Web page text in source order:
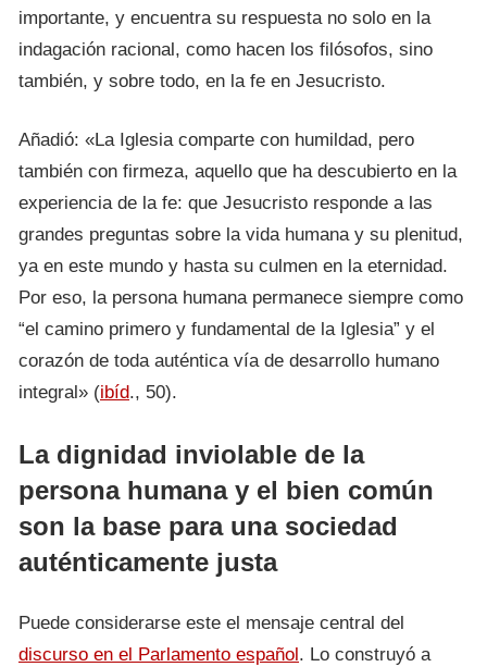
importante, y encuentra su respuesta no solo en la
indagación racional, como hacen los filósofos, sino
también, y sobre todo, en la fe en Jesucristo.
Añadió: «La Iglesia comparte con humildad, pero
también con firmeza, aquello que ha descubierto en la
experiencia de la fe: que Jesucristo responde a las
grandes preguntas sobre la vida humana y su plenitud,
ya en este mundo y hasta su culmen en la eternidad.
Por eso, la persona humana permanece siempre como
“el camino primero y fundamental de la Iglesia” y el
corazón de toda auténtica vía de desarrollo humano
integral» (ibíd., 50).
La dignidad inviolable de la
persona humana y el bien común
son la base para una sociedad
auténticamente justa
Puede considerarse este el mensaje central del
discurso en el Parlamento español . Lo construyó a